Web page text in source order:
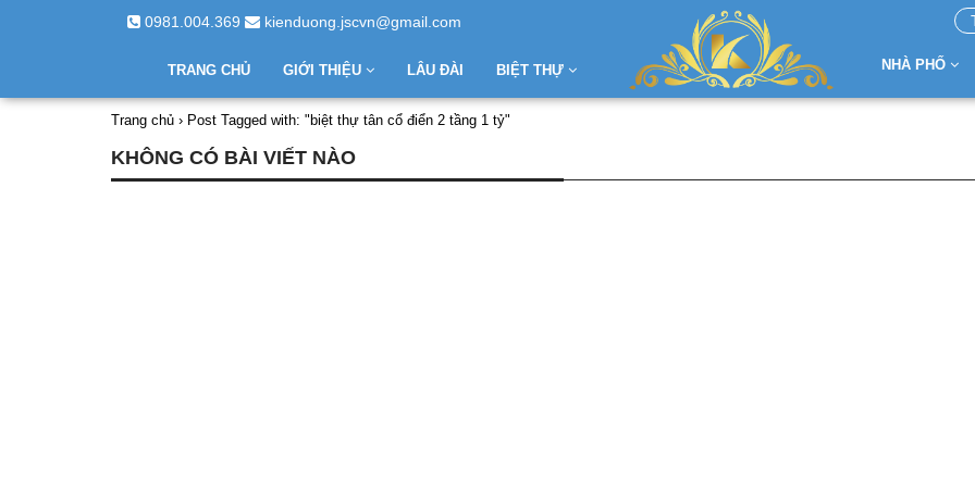
0981.004.369 kienduong.jscvn@gmail.com
TRANG CHỦ GIỚI THIỆU LÂU ĐÀI BIỆT THỰ NHÀ PHỐ
Trang chủ › Post Tagged with: "biệt thự tân cổ điển 2 tầng 1 tỷ"
KHÔNG CÓ BÀI VIẾT NÀO